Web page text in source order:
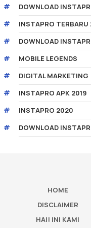
DOWNLOAD
INSTAPRO
DOWNLOAD
MOBILE LEGENDS
DIGITAL MARKETING
INSTAPRO APK 2019
INSTAPRO 2020
DOWNLOAD
HOME
DISCLAIMER
HAI! INI KAMI